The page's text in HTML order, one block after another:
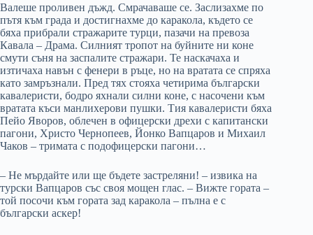
Валеше проливен дъжд. Смрачаваше се. Заслизахме по
пътя към града и достигнахме до каракола, където се
бяха прибрали стражарите турци, пазачи на превоза
Кавала – Драма. Силният тропот на буйните ни коне
смути съня на заспалите стражари. Те наскачаха и
изтичаха навън с фенери в ръце, но на вратата се спряха
като замръзнали. Пред тях стояха четирима български
кавалеристи, бодро яхнали силни коне, с насочени към
вратата къси манлихерови пушки. Тия кавалеристи бяха
Пейо Яворов, облечен в офицерски дрехи с капитански
пагони, Христо Чернопеев, Йонко Вапцаров и Михаил
Чаков – тримата с подофицерски пагони…
– Не мърдайте или ще бъдете застреляни! – извика на
турски Вапцаров със своя мощен глас. – Вижте гората –
той посочи към гората зад каракола – пълна е с
български аскер!